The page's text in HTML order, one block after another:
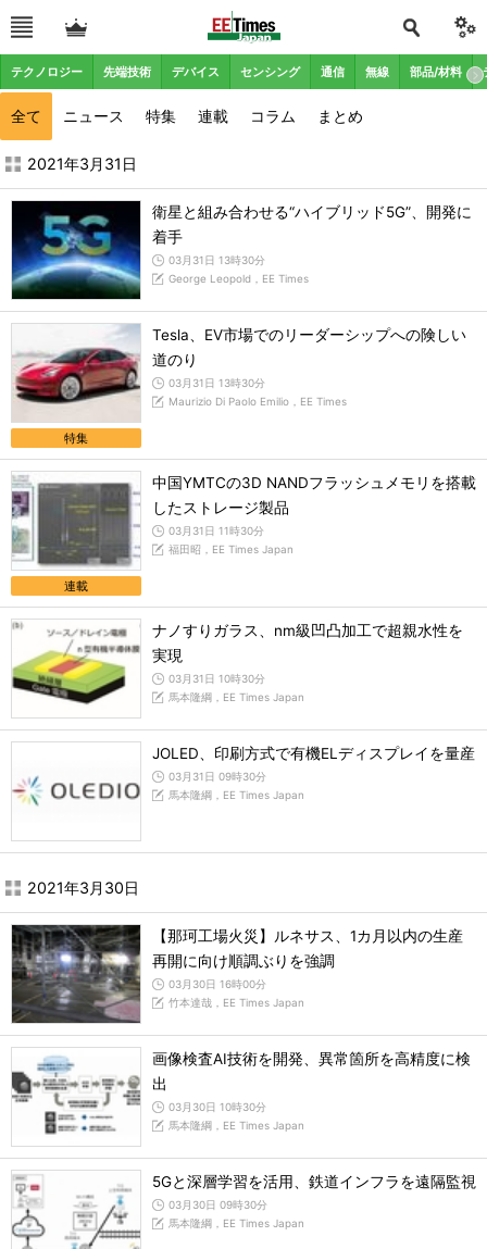
テクノロジー 先端技術 デバイス センシング 通信 無線 部品/材料
全て ニュース 特集 連載 コラム まとめ
2021年3月の記事一覧 - EE Times Japan
2021年3月31日
衛星と組み合わせる“ハイブリッド5G”、開発に
着手
03月31日 13時30分
George Leopold，EE Times
特集
Tesla、EV市場でのリーダーシップへの険しい
道のり
03月31日 13時30分
Maurizio Di Paolo Emilio，EE Times
連載
中国YMTCの3D NANDフラッシュメモリを搭載
したストレージ製品
03月31日 11時30分
福田昭，EE Times Japan
ナノすりガラス、nm級凹凸加工で超親水性を
実現
03月31日 10時30分
馬本隆綱，EE Times Japan
JOLED、印刷方式で有機ELディスプレイを量産
03月31日 09時30分
馬本隆綱，EE Times Japan
2021年3月30日
【那珂工場火災】ルネサス、1カ月以内の生産
再開に向け順調ぶりを強調
03月30日 16時00分
竹本達哉，EE Times Japan
画像検査AI技術を開発、異常箇所を高精度に検
出
03月30日 10時30分
馬本隆綱，EE Times Japan
5Gと深層学習を活用、鉄道インフラを遠隔監視
03月30日 09時30分
馬本隆綱，EE Times Japan